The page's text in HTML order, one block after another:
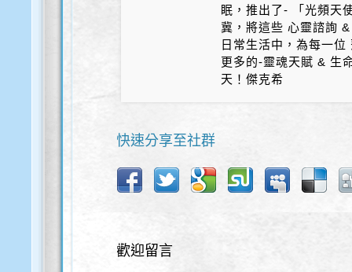
眠，推出了- 「光頻天
冀，將這些 心靈諮詢
日常生活中，為每一
更多的-靈魂天賦 & 生
天！傑克希
快速分享至社群
歡迎留言